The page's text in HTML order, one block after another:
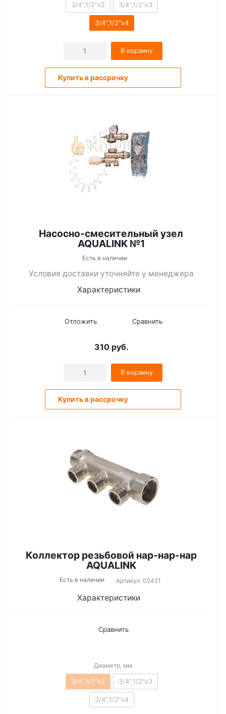
3/4",1/2"х2 3/4",1/2"х3
3/4",1/2"х4
В корзину
Купить в рассрочку
Насосно-смесительный узел
AQUALINK №1
Есть в наличии
Условия доставки уточняйте у менеджера
Характеристики
Отложить Сравнить
310руб.
В корзину
Купить в рассрочку
Коллектор резьбовой нар-нар-нар
AQUALINK
Есть в наличии Артикул: 02421
Характеристики
Сравнить
Диаметр, мм
3/4",1/2"х2 3/4",1/2"х3
3/4",1/2"х4